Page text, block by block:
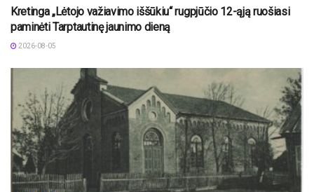
Kretinga „Lėtojo važiavimo iššūkiu“ rugpjūčio 12-ąją ruošiasi
paminėti Tarptautinę jaunimo dieną
2026-08-05